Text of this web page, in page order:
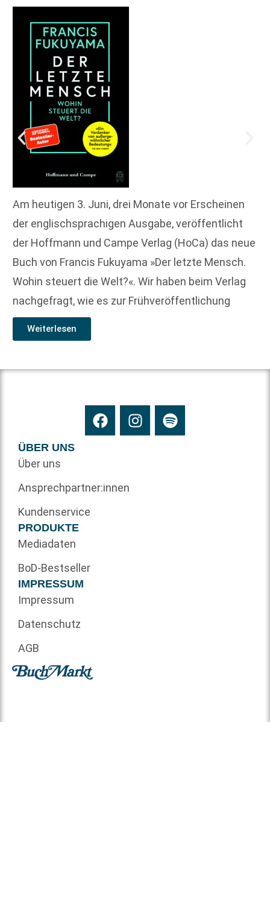
Am heutigen 3. Juni, drei Monate vor Erscheinen
der englischsprachigen Ausgabe, veröffentlicht
der Hoffmann und Campe Verlag (HoCa) das neue
Buch von Francis Fukuyama »Der letzte Mensch.
Wohin steuert die Welt?«. Wir haben beim Verlag
nachgefragt, wie es zur Frühveröffentlichung
Weiterlesen
ÜBER UNS
Über uns
Ansprechpartner:innen
Kundenservice
PRODUKTE
Mediadaten
BoD-Bestseller
IMPRESSUM
Impressum
Datenschutz
AGB